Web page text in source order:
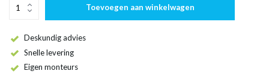
Toevoegen aan winkelwagen
Deskundig advies
Snelle levering
Eigen monteurs